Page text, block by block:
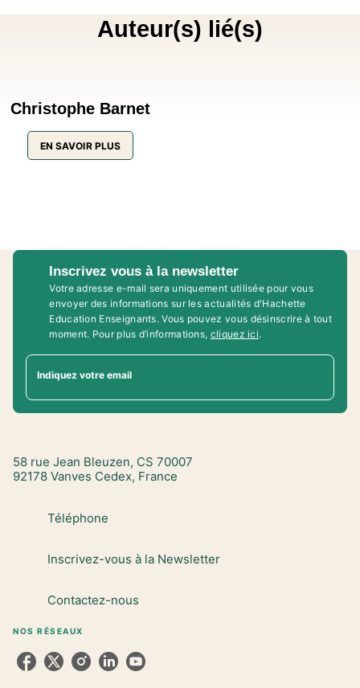
Auteur(s) lié(s)
Christophe Barnet
EN SAVOIR PLUS
Inscrivez vous à la newsletter
Votre adresse e-mail sera uniquement utilisée pour vous
envoyer des informations sur les actualités d'Hachette
Education Enseignants. Vous pouvez vous désinscrire à tout
moment. Pour plus d’informations, cliquez ici.
Indiquez votre email
58 rue Jean Bleuzen, CS 70007
92178 Vanves Cedex, France
Téléphone
Inscrivez-vous à la Newsletter
Contactez-nous
NOS RÉSEAUX